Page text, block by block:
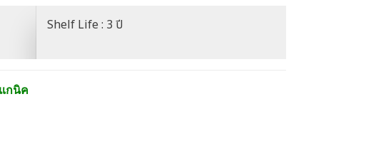
Shelf Life : 3 ปี
กนิค